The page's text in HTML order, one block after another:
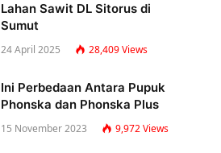
Lahan Sawit DL Sitorus di
Sumut
24 April 2025 28,409Views
Ini Perbedaan Antara Pupuk
Phonska dan Phonska Plus
15 November 2023 9,972Views